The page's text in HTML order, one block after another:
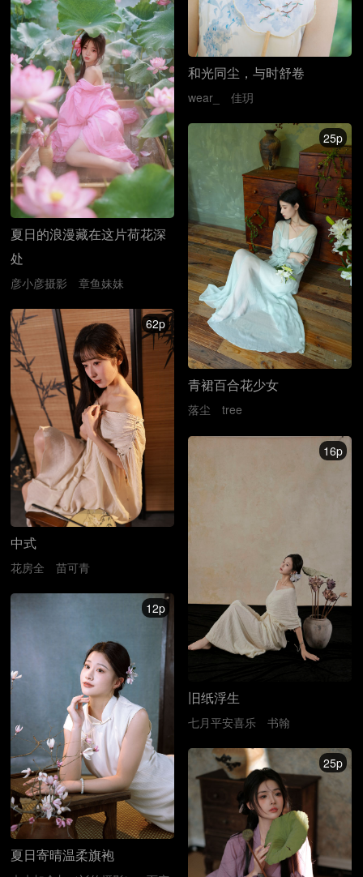
和光同尘，与时舒卷
wear_ 佳玥
夏日的浪漫藏在这片荷花深
处
彦小彦摄影 章鱼妹妹
25p
青裙百合花少女
落尘 tree
62p
中式
花房全 苗可青
16p
旧纸浮生
七月平安喜乐 书翰
12p
夏日寄晴温柔旗袍
25p